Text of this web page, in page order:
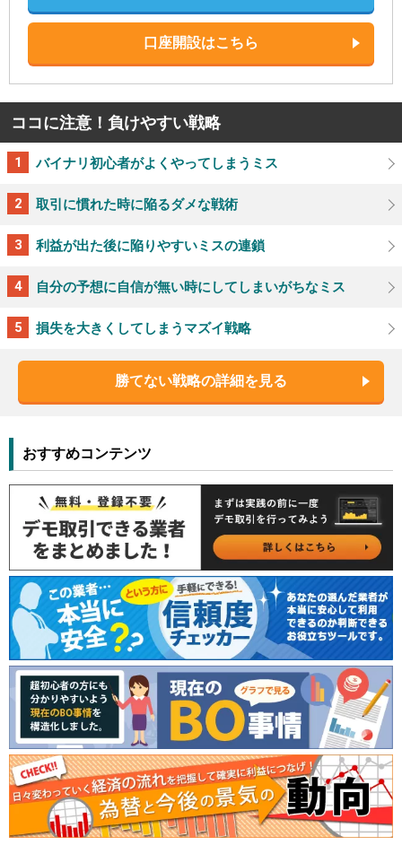
口座開設はこちら
ココに注意！負けやすい戦略
バイナリ初心者がよくやってしまうミス
取引に慣れた時に陥るダメな戦術
利益が出た後に陥りやすいミスの連鎖
自分の予想に自信が無い時にしてしまいがちなミス
損失を大きくしてしまうマズイ戦略
勝てない戦略の詳細を見る
おすすめコンテンツ